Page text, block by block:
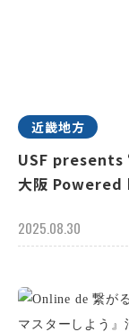
近畿地方
USF presents
大阪 Powered
2025.08.30